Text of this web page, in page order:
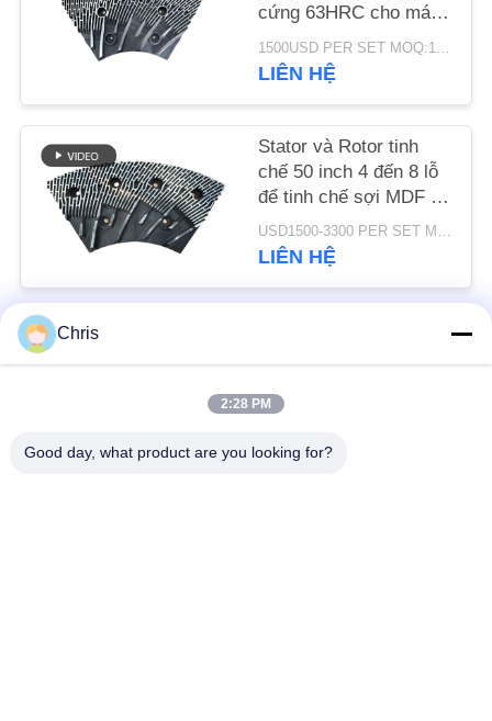
ĐỒ
TRANG
WEB
PRIVACY
POLICY
cứng 63HRC cho máy
khử rung của bộ tinh
chế MDF/HDF
1500USD PER SET MOQ:1 bộ
LIÊN HỆ
Stator và Rotor tinh
chế 50 inch 4 đến 8 lỗ
để tinh chế sợi MDF và
nâng cao năng lực sản
xuất
USD1500-3300 PER SET MOQ:1 bộ
LIÊN HỆ
Danh mục phổ biến
Chris
2:28 PM
Good day, what product are you looking for?